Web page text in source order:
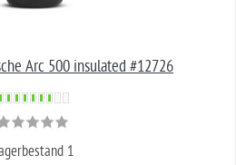
Arc 500 insulated #12726
1